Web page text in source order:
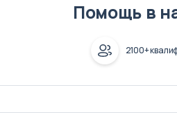
Помощь в
2100+